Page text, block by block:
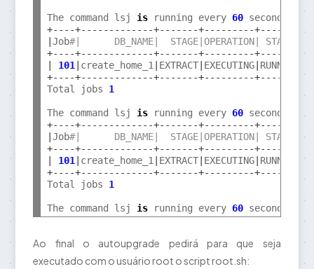
The command lsj is running every 60 seconds
+----+-------------+-------+---------+-------
Job#|      DB_NAME|  STAGE|OPERATION|
+----+-------------+-------+---------+-------
101 create_home_1 EXTRACT| EXECUTING| RUNNING
+----+-------------+-------+---------+-------
Total jobs 1
The command lsj is running every 60 seconds
+----+-------------+-------+---------+-------
Job#|      DB_NAME|  STAGE|OPERATION|
+----+-------------+-------+---------+-------
101 create_home_1 EXTRACT| EXECUTING| RUNNING
|
+----+-------------+-------+---------+-------
Total jobs 1
The command lsj is running every 60 seconds
Ao final o autoupgrade pedirá para que seja
executado com o usuário root o script root.sh: